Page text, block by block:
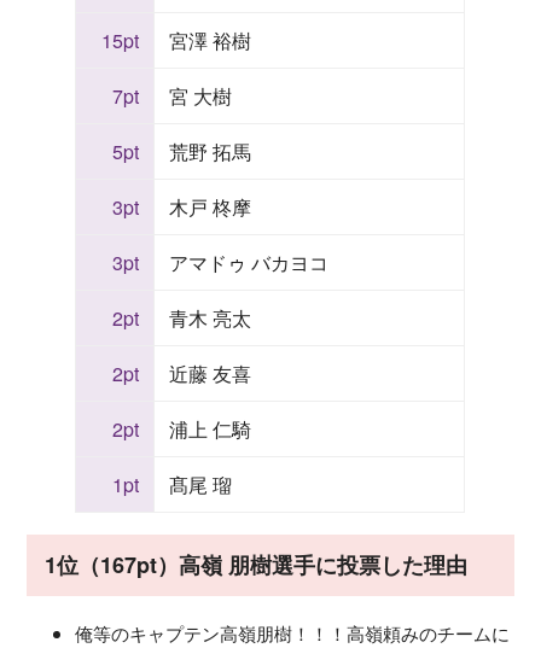
15pt
宮澤 裕樹
7pt
宮 大樹
5pt
荒野 拓馬
3pt
木戸 柊摩
3pt
アマドゥ バカヨコ
2pt
青木 亮太
2pt
近藤 友喜
2pt
浦上 仁騎
1pt
髙尾 瑠
1位（167pt）高嶺 朋樹選手に投票した理由
俺等のキャプテン高嶺朋樹！！！高嶺頼みのチームに